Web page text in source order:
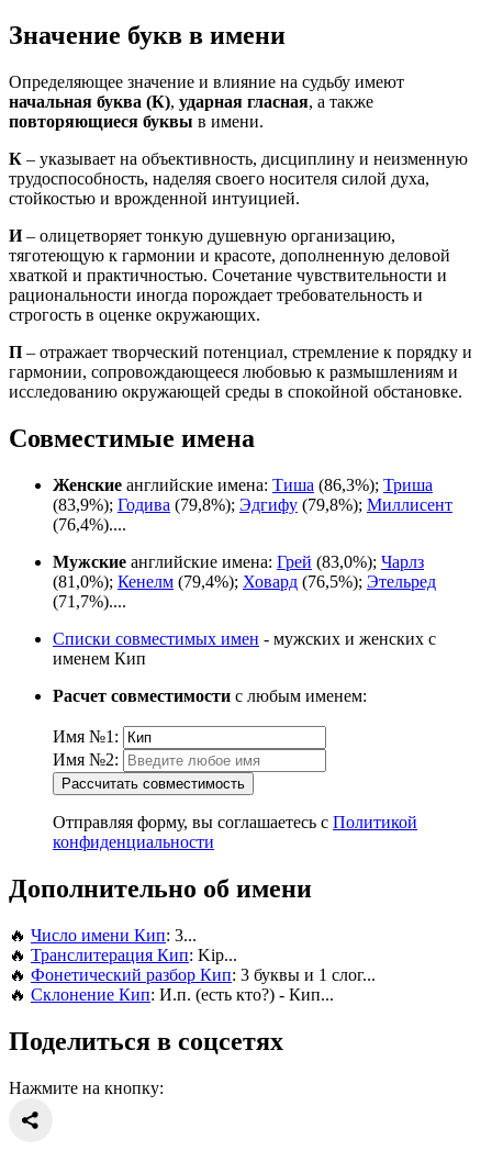
Значение букв в имени
Определяющее значение и влияние на судьбу имеют
начальная буква (К), ударная гласная, а также
повторяющиеся буквы в имени.
К – указывает на объективность, дисциплину и неизменную
трудоспособность, наделяя своего носителя силой духа,
стойкостью и врожденной интуицией.
И– олицетворяет тонкую душевную организацию,
тяготеющую к гармонии и красоте, дополненную деловой
хваткой и практичностью. Сочетание чувствительности и
рациональности иногда порождает требовательность и
строгость в оценке окружающих.
П – отражает творческий потенциал, стремление к порядку и
гармонии, сопровождающееся любовью к размышлениям и
исследованию окружающей среды в спокойной обстановке.
Совместимые имена
Женские английские имена: Тиша (86,3%); Триша
(83,9%); Годива (79,8%); Эдгифу (79,8%); Миллисент
(76,4%)....
Мужские английские имена: Грей (83,0%); Чарлз
(81,0%); Кенелм (79,4%); Ховард (76,5%); Этельред
(71,7%)....
Списки совместимых имен - мужских и женских с
именем Кип
Расчет совместимости с любым именем:
Имя №1:
Имя №2:
Рассчитать совместимость
Отправляя форму, вы соглашаетесь с Политикой
конфиденциальности
Дополнительно об имени
🔥 Число имени Кип: 3...
🔥 Транслитерация Кип: Kip...
🔥 Фонетический разбор Кип: 3 буквы и 1 слог...
🔥 Склонение Кип: И.п. (есть кто?) - Кип...
Поделиться в соцсетях
Нажмите на кнопку: